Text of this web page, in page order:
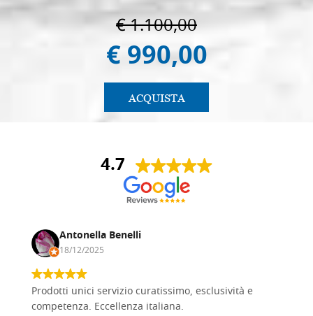
€ 1.100,00
€ 990,00
ACQUISTA
4.7
Antonella Benelli
18/12/2025
Prodotti unici servizio curatissimo, esclusività e
competenza. Eccellenza italiana.